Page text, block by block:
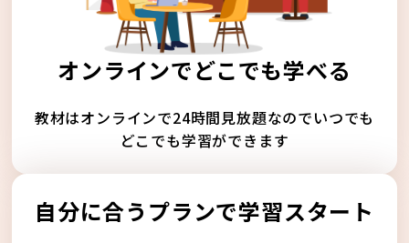
オンラインでどこでも学べる
教材はオンラインで24時間見放題なのでいつでも
どこでも学習ができます
自分に合うプランで学習スタート